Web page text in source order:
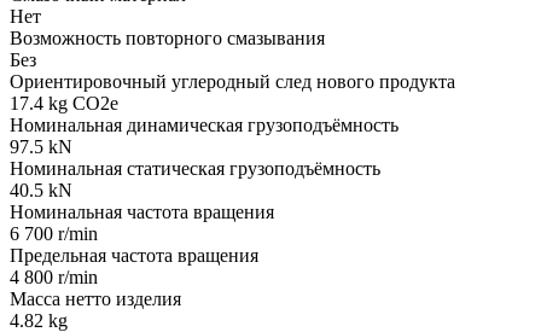
Нет
Возможность повторного смазывания
Без
Ориентировочный углеродный след нового продукта
17.4 kg CO2e
Номинальная динамическая грузоподъёмность
97.5 kN
Номинальная статическая грузоподъёмность
40.5 kN
Номинальная частота вращения
6 700 r/min
Предельная частота вращения
4 800 r/min
Масса нетто изделия
4.82 kg